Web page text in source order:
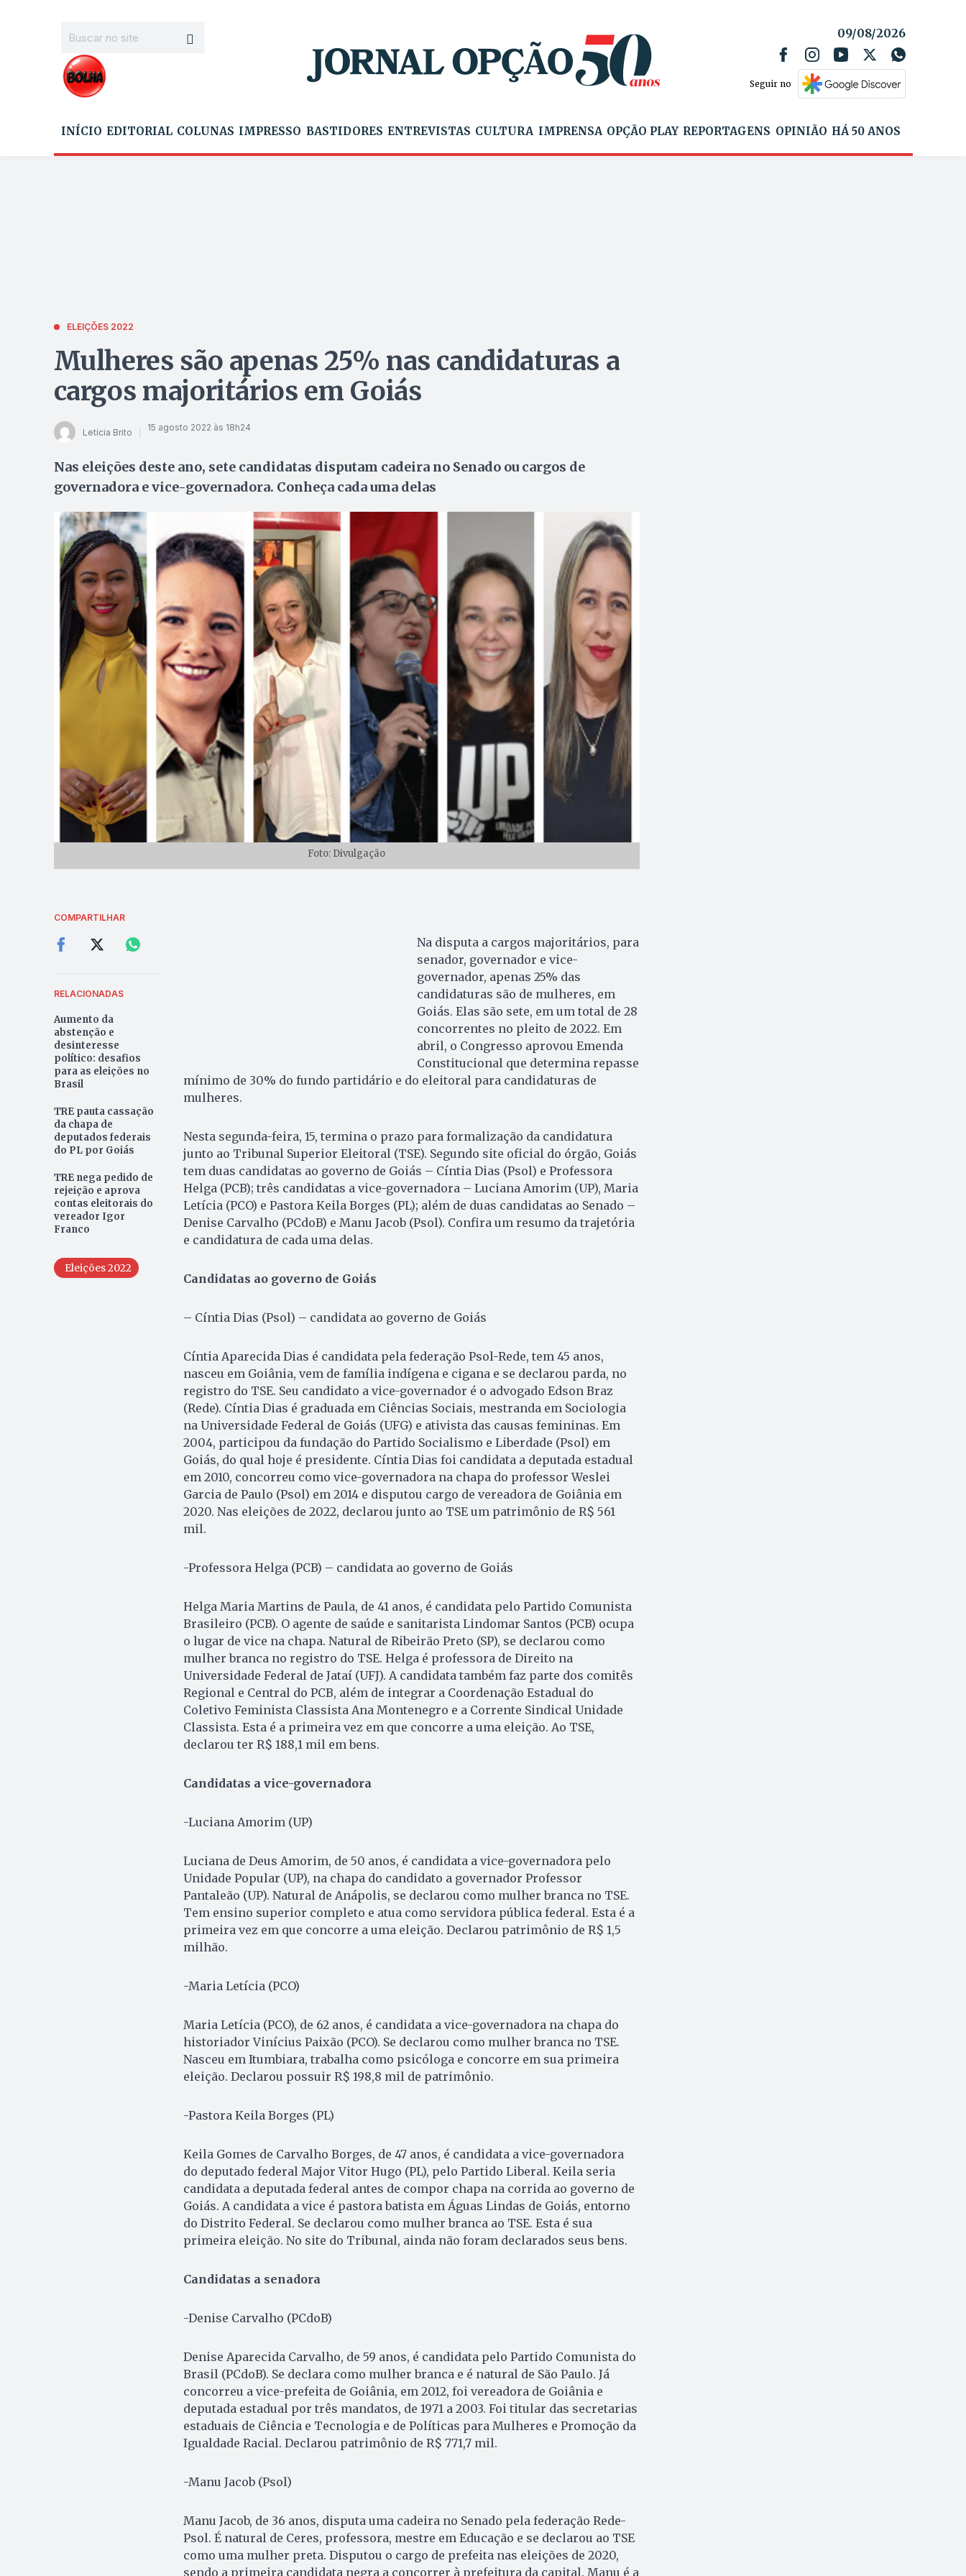
09/08/2026
Seguir no
INÍCIO EDITORIAL COLUNAS IMPRESSO BASTIDORES ENTREVISTAS CULTURA IMPRENSA OPÇÃO PLAY REPORTAGENS OPINIÃO HÁ 50 ANOS
ELEIÇÕES 2022
Mulheres são apenas 25% nas candidaturas a
cargos majoritários em Goiás
Letícia Brito 15 agosto 2022 às 18h24
Nas eleições deste ano, sete candidatas disputam cadeira no Senado ou cargos de
governadora e vice-governadora. Conheça cada uma delas
Foto: Divulgação
COMPARTILHAR
RELACIONADAS
Aumento da
abstenção e
desinteresse
político: desafios
para as eleições no
Brasil
TRE pauta cassação
da chapa de
deputados federais
do PL por Goiás
TRE nega pedido de
rejeição e aprova
contas eleitorais do
vereador Igor
Franco
Eleições 2022
Na disputa a cargos majoritários, para
senador, governador e vice-
governador, apenas 25% das
candidaturas são de mulheres, em
Goiás. Elas são sete, em um total de 28
concorrentes no pleito de 2022. Em
abril, o Congresso aprovou Emenda
Constitucional que determina repasse
mínimo de 30% do fundo partidário e do eleitoral para candidaturas de
mulheres.
Nesta segunda-feira, 15, termina o prazo para formalização da candidatura
junto ao Tribunal Superior Eleitoral (TSE). Segundo site oficial do órgão, Goiás
tem duas candidatas ao governo de Goiás – Cíntia Dias (Psol) e Professora
Helga (PCB); três candidatas a vice-governadora – Luciana Amorim (UP), Maria
Letícia (PCO) e Pastora Keila Borges (PL); além de duas candidatas ao Senado –
Denise Carvalho (PCdoB) e Manu Jacob (Psol). Confira um resumo da trajetória
e candidatura de cada uma delas.
Candidatas ao governo de Goiás
– Cíntia Dias (Psol) – candidata ao governo de Goiás
Cíntia Aparecida Dias é candidata pela federação Psol-Rede, tem 45 anos,
nasceu em Goiânia, vem de família indígena e cigana e se declarou parda, no
registro do TSE. Seu candidato a vice-governador é o advogado Edson Braz
(Rede). Cíntia Dias é graduada em Ciências Sociais, mestranda em Sociologia
na Universidade Federal de Goiás (UFG) e ativista das causas femininas. Em
2004, participou da fundação do Partido Socialismo e Liberdade (Psol) em
Goiás, do qual hoje é presidente. Cíntia Dias foi candidata a deputada estadual
em 2010, concorreu como vice-governadora na chapa do professor Weslei
Garcia de Paulo (Psol) em 2014 e disputou cargo de vereadora de Goiânia em
2020. Nas eleições de 2022, declarou junto ao TSE um patrimônio de R$ 561
mil.
-Professora Helga (PCB) – candidata ao governo de Goiás
Helga Maria Martins de Paula, de 41 anos, é candidata pelo Partido Comunista
Brasileiro (PCB). O agente de saúde e sanitarista Lindomar Santos (PCB) ocupa
o lugar de vice na chapa. Natural de Ribeirão Preto (SP), se declarou como
mulher branca no registro do TSE. Helga é professora de Direito na
Universidade Federal de Jataí (UFJ). A candidata também faz parte dos comitês
Regional e Central do PCB, além de integrar a Coordenação Estadual do
Coletivo Feminista Classista Ana Montenegro e a Corrente Sindical Unidade
Classista. Esta é a primeira vez em que concorre a uma eleição. Ao TSE,
declarou ter R$ 188,1 mil em bens.
Candidatas a vice-governadora
-Luciana Amorim (UP)
Luciana de Deus Amorim, de 50 anos, é candidata a vice-governadora pelo
Unidade Popular (UP), na chapa do candidato a governador Professor
Pantaleão (UP). Natural de Anápolis, se declarou como mulher branca no TSE.
Tem ensino superior completo e atua como servidora pública federal. Esta é a
primeira vez em que concorre a uma eleição. Declarou patrimônio de R$ 1,5
milhão.
-Maria Letícia (PCO)
Maria Letícia (PCO), de 62 anos, é candidata a vice-governadora na chapa do
historiador Vinícius Paixão (PCO). Se declarou como mulher branca no TSE.
Nasceu em Itumbiara, trabalha como psicóloga e concorre em sua primeira
eleição. Declarou possuir R$ 198,8 mil de patrimônio.
-Pastora Keila Borges (PL)
Keila Gomes de Carvalho Borges, de 47 anos, é candidata a vice-governadora
do deputado federal Major Vitor Hugo (PL), pelo Partido Liberal. Keila seria
candidata a deputada federal antes de compor chapa na corrida ao governo de
Goiás. A candidata a vice é pastora batista em Águas Lindas de Goiás, entorno
do Distrito Federal. Se declarou como mulher branca ao TSE. Esta é sua
primeira eleição. No site do Tribunal, ainda não foram declarados seus bens.
Candidatas a senadora
-Denise Carvalho (PCdoB)
Denise Aparecida Carvalho, de 59 anos, é candidata pelo Partido Comunista do
Brasil (PCdoB). Se declara como mulher branca e é natural de São Paulo. Já
concorreu a vice-prefeita de Goiânia, em 2012, foi vereadora de Goiânia e
deputada estadual por três mandatos, de 1971 a 2003. Foi titular das secretarias
estaduais de Ciência e Tecnologia e de Políticas para Mulheres e Promoção da
Igualdade Racial. Declarou patrimônio de R$ 771,7 mil.
-Manu Jacob (Psol)
Manu Jacob, de 36 anos, disputa uma cadeira no Senado pela federação Rede-
Psol. É natural de Ceres, professora, mestre em Educação e se declarou ao TSE
como uma mulher preta. Disputou o cargo de prefeita nas eleições de 2020,
sendo a primeira candidata negra a concorrer à prefeitura da capital. Manu é a